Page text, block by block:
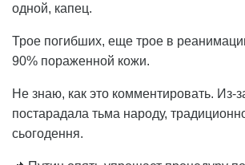
одной, капец.
Трое погибших, еще трое в
90% пораженной кожи.
Не знаю, как это комментировать. Из-
постарадала тьма народу,
сьогодення.